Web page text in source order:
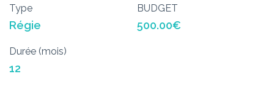
Type
Régie
BUDGET
500.00€
Durée (mois)
12